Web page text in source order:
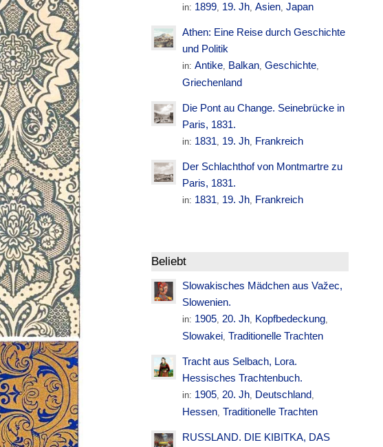
in: 1899, 19. Jh,Asien,Japan
Athen: Eine Reise durch Geschichte
und Politik
in:Antike, Balkan,Geschichte,
Griechenland
Die Pont au Change. Seinebrücke in
Paris, 1831.
in: 1831, 19. Jh, Frankreich
Der Schlachthof von Montmartre zu
Paris, 1831.
in: 1831, 19. Jh, Frankreich
Beliebt
Slowakisches Mädchen aus Važec,
Slowenien.
in: 1905,20. Jh, Kopfbedeckung,
Slowakei, Traditionelle Trachten
Tracht aus Selbach, Lora.
Hessisches Trachtenbuch.
in: 1905,20. Jh, Deutschland,
Hessen, Traditionelle Trachten
RUSSLAND. DIE KIBITKA, DAS